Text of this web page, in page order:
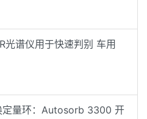
光谱仪用于快速判别 车用
定量环：Autosorb 3300 开